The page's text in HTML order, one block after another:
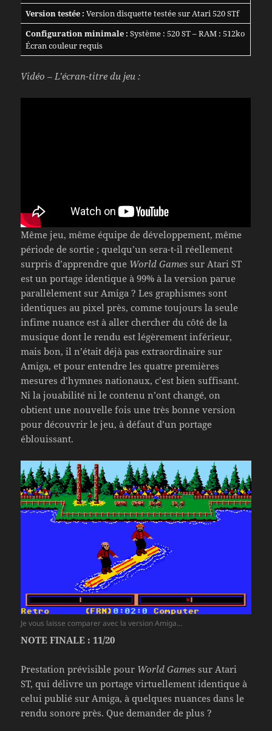
Version testée : Version disquette testée sur Atari 520 STf
Configuration minimale : Système : 520 ST – RAM : 512ko
Écran couleur requis
Vidéo – L’écran-titre du jeu :
Même jeu, même équipe de développement, même
période de sortie ; quelqu’un sera-t-il réellement
surpris d’apprendre que World Games sur Atari ST
est un portage identique à 99% à la version parue
parallèlement sur Amiga ? Les graphismes sont
identiques au pixel près, comme toujours la seule
infime nuance est à aller chercher du côté de la
musique dont le rendu est légèrement inférieur,
mais bon, il n’était déjà pas extraordinaire sur
Amiga, et pour entendre les quatre premières
mesures d’hymnes nationaux, c’est bien suffisant.
Ni la jouabilité ni le contenu n’ont changé, on
obtient une nouvelle fois une très bonne version
pour découvrir le jeu, à défaut d’un portage
éblouissant.
Je vous laisse comparer avec la version Amiga…
NOTE FINALE : 11/20
Prestation prévisible pour World Games sur Atari
ST, qui délivre un portage virtuellement identique à
celui publié sur Amiga, à quelques nuances dans le
rendu sonore près. Que demander de plus ?